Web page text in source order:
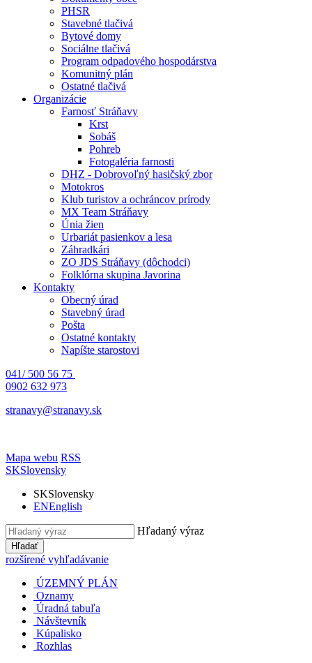
PHSR
Stavebné tlačivá
Bytové domy
Sociálne tlačivá
Program odpadového hospodárstva
Komunitný plán
Ostatné tlačivá
Organizácie
Farnosť Stráňavy
Krst
Sobáš
Pohreb
Fotogaléria farnosti
DHZ - Dobrovoľný hasičský zbor
Motokros
Klub turistov a ochráncov prírody
MX Team Stráňavy
Únia žien
Urbariát pasienkov a lesa
Záhradkári
ZO JDS Stráňavy (dôchodci)
Folklórna skupina Javorina
Kontakty
Obecný úrad
Stavebný úrad
Pošta
Ostatné kontakty
Napíšte starostovi
041/ 500 56 75
0902 632 973
stranavy@stranavy.sk
Mapa webu RSS
SKSlovensky
SKSlovensky
ENEnglish
Hľadaný výraz
Hľadať
rozšírené vyhľadávanie
ÚZEMNÝ PLÁN
Oznamy
Úradná tabuľa
Návštevník
Kúpalisko
Rozhlas